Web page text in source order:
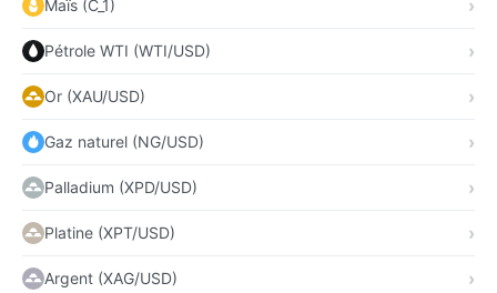
Maïs (C_1)
Pétrole WTI (WTI/USD)
Or (XAU/USD)
Gaz naturel (NG/USD)
Palladium (XPD/USD)
Platine (XPT/USD)
Argent (XAG/USD)